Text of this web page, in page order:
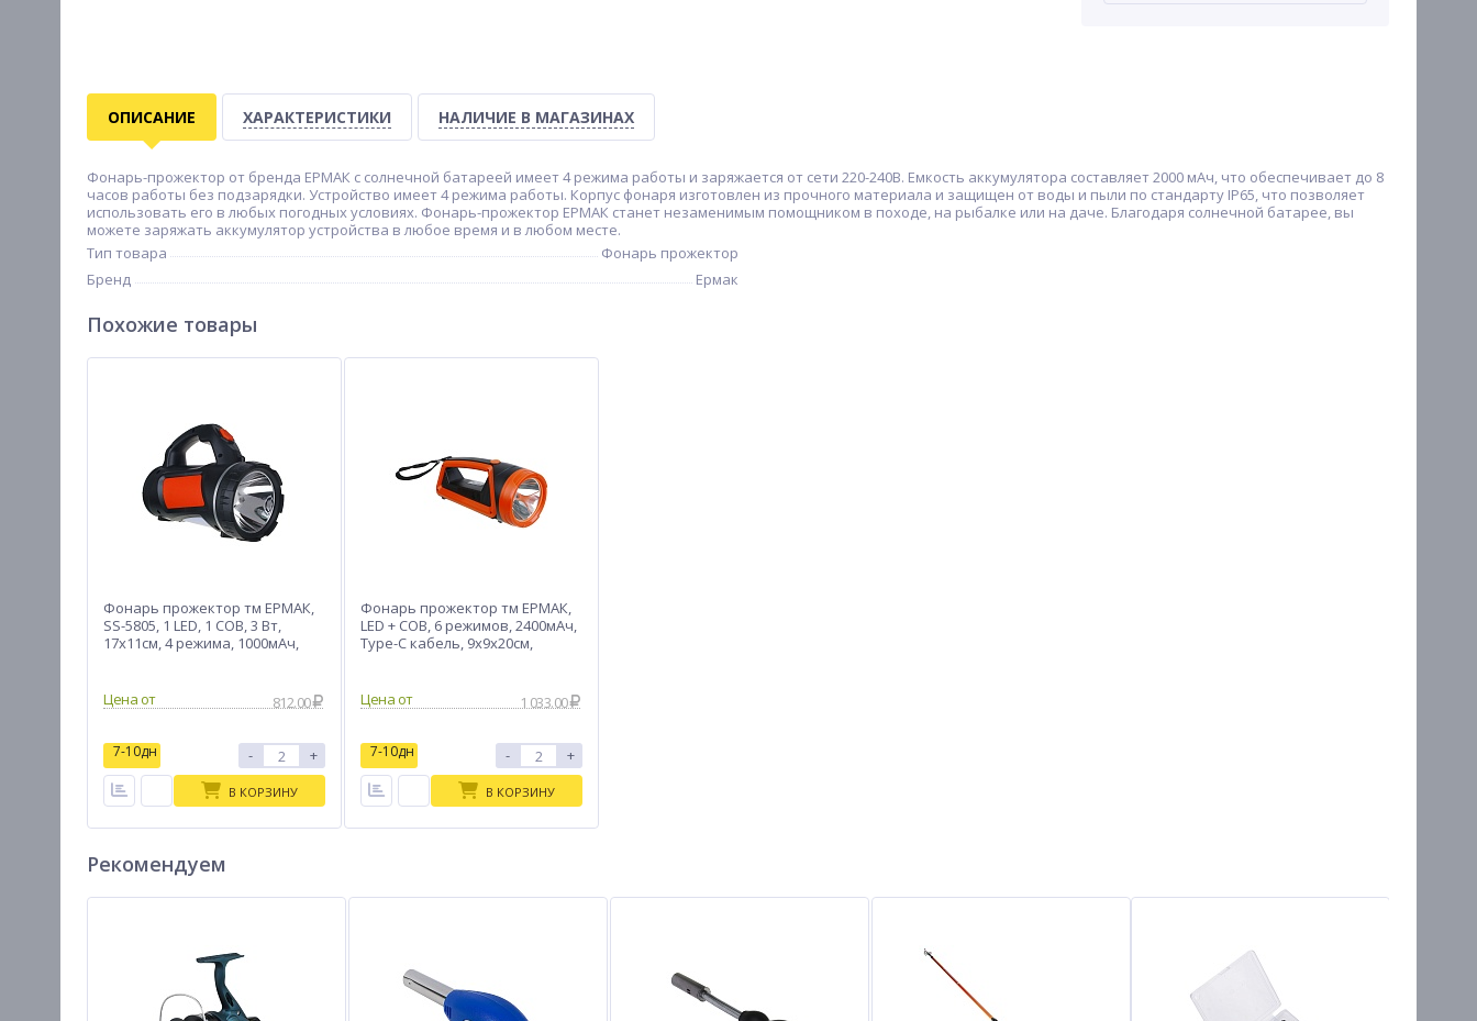
ОПИСАНИЕ ХАРАКТЕРИСТИКИ НАЛИЧИЕ В МАГАЗИНАХ
Фонарь-прожектор от бренда ЕРМАК с солнечной батареей имеет 4 режима работы и заряжается от сети 220-240В. Емкость аккумулятора составляет 2000 мАч, что обеспечивает до 8
часов работы без подзарядки. Устройство имеет 4 режима работы. Корпус фонаря изготовлен из прочного материала и защищен от воды и пыли по стандарту IP65, что позволяет
использовать его в любых погодных условиях. Фонарь-прожектор ЕРМАК станет незаменимым помощником в походе, на рыбалке или на даче. Благодаря солнечной батарее, вы
можете заряжать аккумулятор устройства в любое время и в любом месте.
Тип товара
Фонарь прожектор
Бренд
Ермак
Похожие товары
Фонарь прожектор тм ЕРМАК,
SS-5805, 1 LED, 1 СОВ, 3 Вт,
17х11см, 4 режима, 1000мАч,
Цена от
812.00
7-10дн - +
В КОРЗИНУ
Фонарь прожектор тм ЕРМАК,
LED + COB, 6 режимов, 2400мАч,
Type-C кабель, 9х9х20см,
Цена от
1 033.00
7-10дн - +
В КОРЗИНУ
Рекомендуем